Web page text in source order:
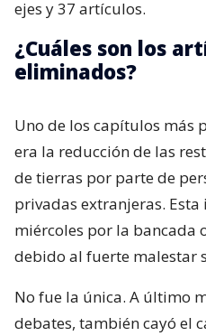
ejes y 37 artículos.
¿Cuáles son los
eliminados?
Uno de los capítulos más
era la reducción de las
de tierras por parte de
privadas extranjeras.
miércoles por la bancada
debido al fuerte malestar
No fue la única. A último
debates, también cayó el